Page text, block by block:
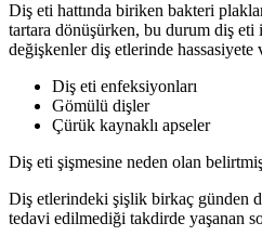
Diş eti hattında biriken bakteri
tartara dönüşürken, bu durum diş eti
değişkenler diş etlerinde hassasiyete
Diş eti enfeksiyonları
Gömülü dişler
Çürük kaynaklı apseler
Diş eti şişmesine neden olan
Diş etlerindeki şişlik birkaç günden
tedavi edilmediği takdirde yaşanan